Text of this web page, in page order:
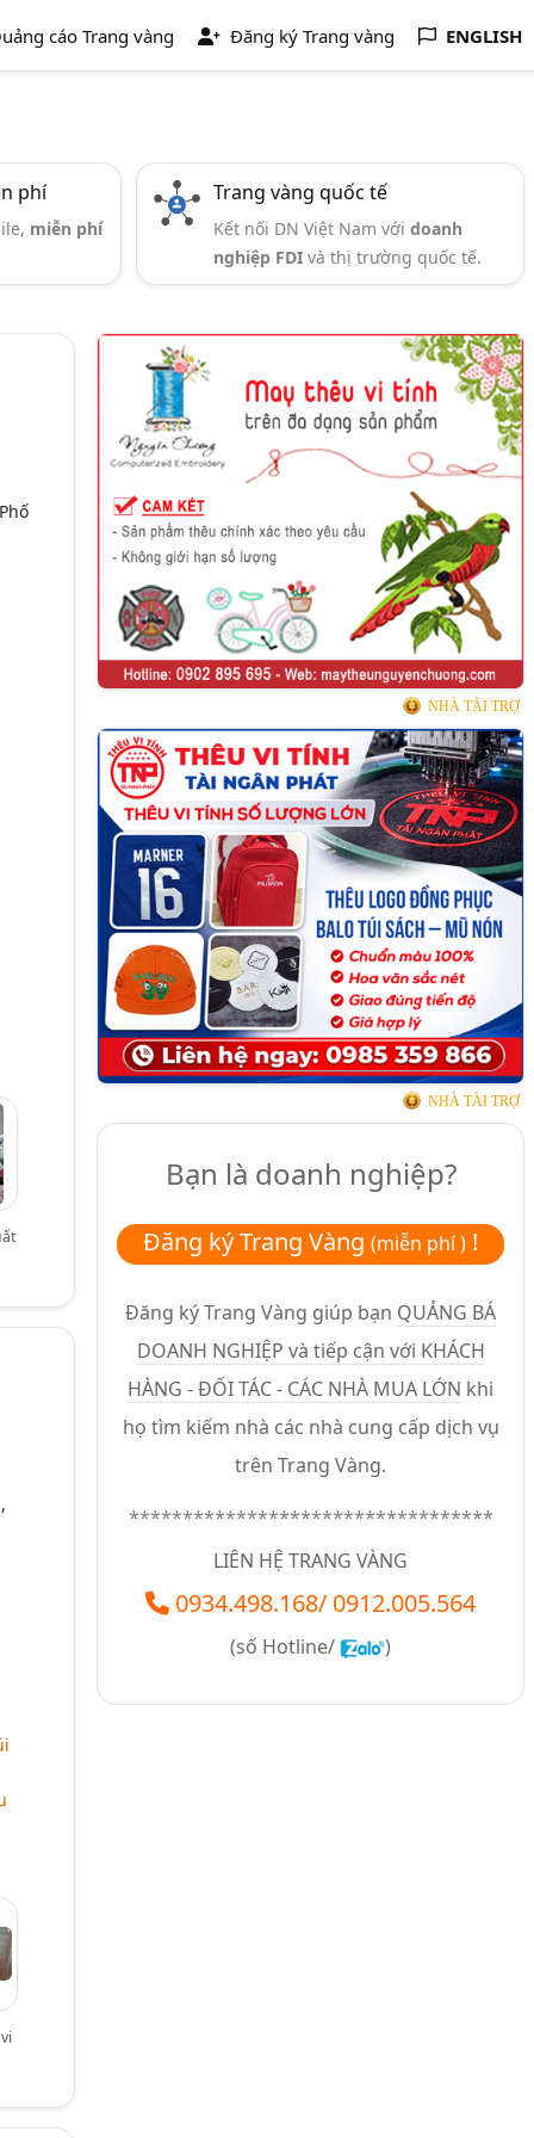
cáo Trang vàng Đăng ký Trang vàng ENGLISH
phí
miễn phí
Trang vàng quốc tế
Kết nối DN Việt Nam vớidoanh
nghiệp FDI và thị trường quốc tế.
NHÀ TÀI TRỢ
NHÀ TÀI TRỢ
Bạn là doanh nghiệp?
Đăng ký Trang Vàng(miễn phí ) !
Đăng ký Trang Vàng giúp bạn QUẢNG BÁ
DOANH NGHIỆP và tiếp cận với KHÁCH
HÀNG - ĐỐI TÁC - CÁC NHÀ MUA LỚN khi
họ tìm kiếm nhà các nhà cung cấp dịch vụ
trên Trang Vàng.
**********************************
LIÊN HỆ TRANG VÀNG
0934.498.168/ 0912.005.564
(số Hotline/ )